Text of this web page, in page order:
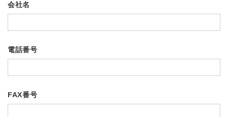
会社名
電話番号
FAX番号